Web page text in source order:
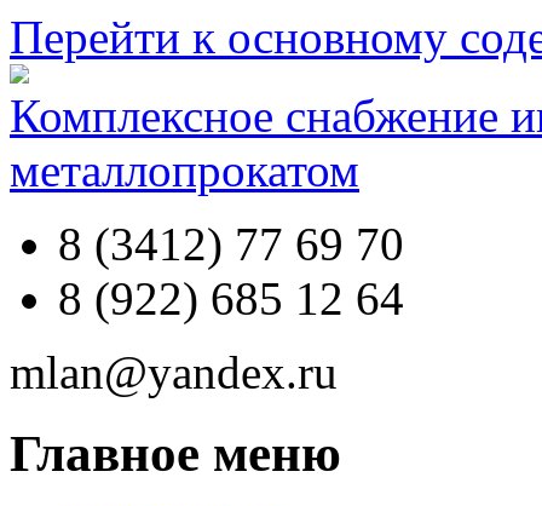
Перейти к основному
Комплексное снабжение
металлопрокатом
8 (3412) 77 69 70
8 (922) 685 12 64
mlan@yandex.ru
Главное меню